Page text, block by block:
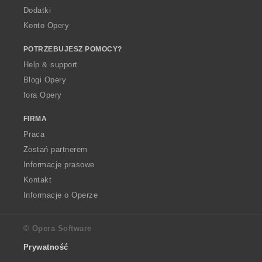
Dodatki
Konto Opery
POTRZEBUJESZ POMOCY?
Help & support
Blogi Opery
fora Opery
FIRMA
Praca
Zostań partnerem
Informacje prasowe
Kontakt
Informacje o Operze
© Opera Software
Prywatność